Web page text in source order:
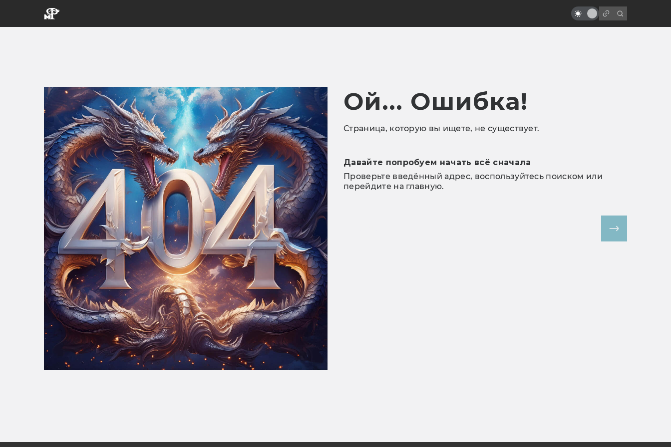
Ой... Ошибка!
Страница, которую вы ищете, не существует.
Давайте попробуем начать всё сначала
Проверьте введённый адрес, воспользуйтесь поиском или
перейдите на главную.